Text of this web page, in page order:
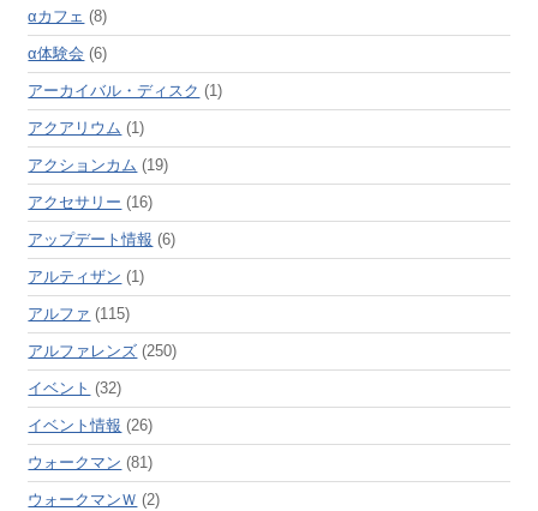
αカフェ (8)
α体験会 (6)
アーカイバル・ディスク (1)
アクアリウム (1)
アクションカム (19)
アクセサリー (16)
アップデート情報 (6)
アルティザン (1)
アルファ (115)
アルファレンズ (250)
イベント (32)
イベント情報 (26)
ウォークマン (81)
ウォークマンＷ (2)